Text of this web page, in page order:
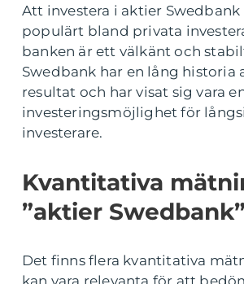
Att investera i aktier
populärt bland privata
banken är ett välkänt och
Swedbank har en lång historia
resultat och har visat sig vara
investeringsmöjlighet för
investerare.
Kvantitativa
”aktier Swedbank”
Det finns flera kvantitativa